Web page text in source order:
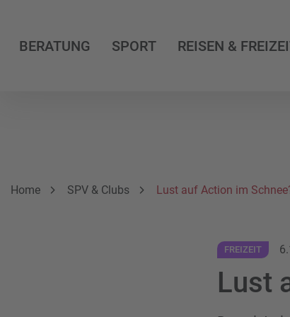
BERATUNG SPORT REISEN &
Breadcrumbnavigation
Sie befinden sich hier:
Home SPV & Clubs Lust auf Action im
FREIZEIT
Lust